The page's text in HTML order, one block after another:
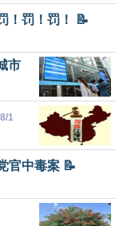
！罚！罚！ 📝
市
1
官中毒案 📝